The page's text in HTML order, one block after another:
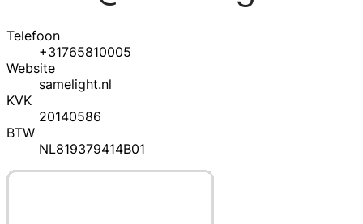
Telefoon
+31765810005
Website
samelight.nl
KVK
20140586
BTW
NL819379414B01